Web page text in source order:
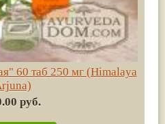
60 таб 250 мг (Himalaya
руб.